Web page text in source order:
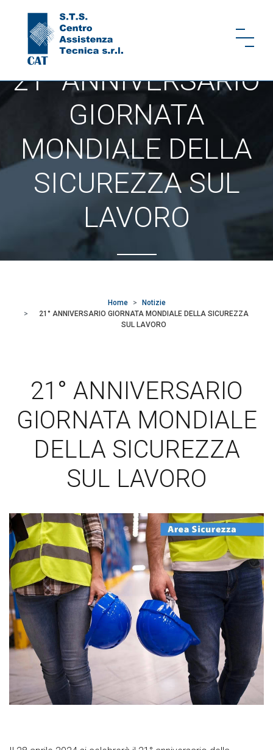
21° ANNIVERSARIO
GIORNATA
MONDIALE DELLA
SICUREZZA SUL
LAVORO
Home
Notizie
21° ANNIVERSARIO GIORNATA MONDIALE DELLA SICUREZZA
SUL LAVORO
21° ANNIVERSARIO
GIORNATA MONDIALE
DELLA SICUREZZA
SUL LAVORO